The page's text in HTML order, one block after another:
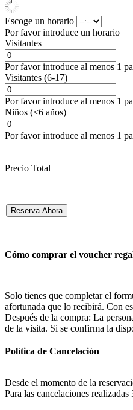
Escoge un horario
Por favor introduce un horario
Visitantes
Por favor introduce al menos 1
Visitantes (6-17)
Por favor introduce al menos 1
Niños (<6 años)
Por favor introduce al menos 1
Precio Total
Reserva Ahora
Cómo comprar el voucher
Solo tienes que completar el
afortunada que lo recibirá. Con
Después de la compra: La
de la visita. Si se confirma la
Política de Cancelación
Desde el momento de la
Para las cancelaciones